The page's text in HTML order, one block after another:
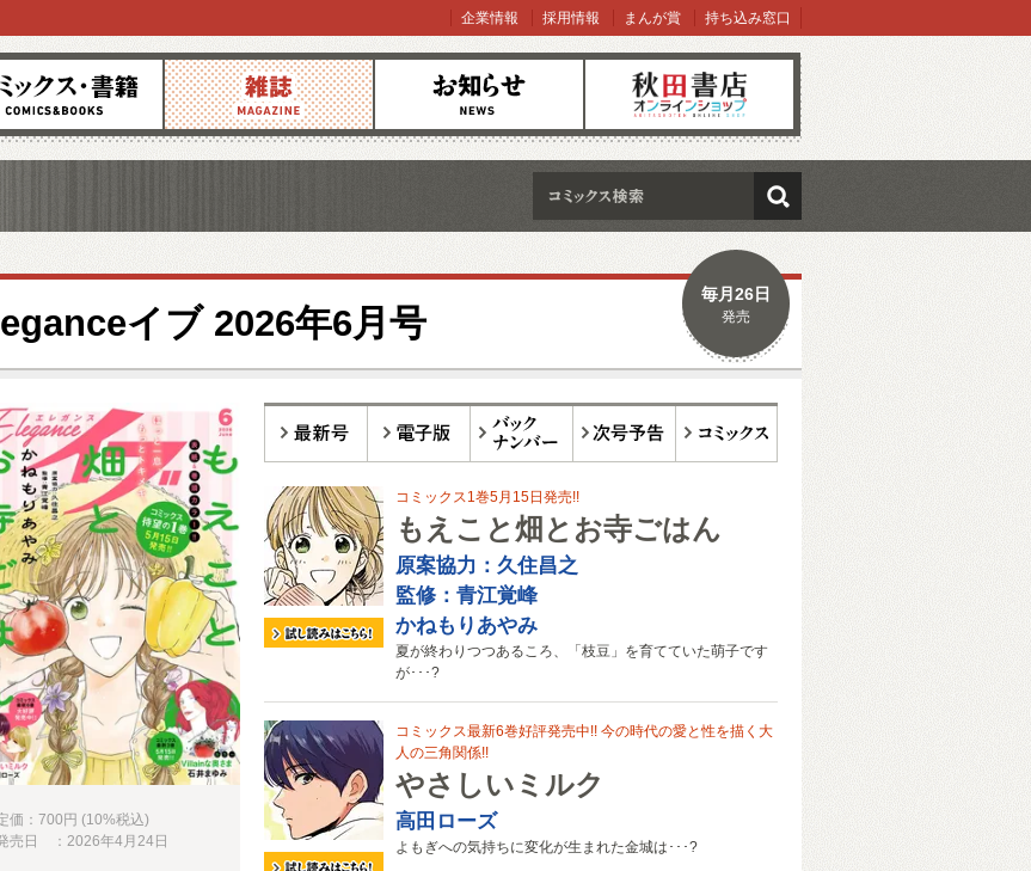
ス 雑誌 お知らせ オンラインショップ
企業情報 採用情報 まんが賞 持ち込み窓口
検索
イブ 2026年6月号
毎月26日
発売
コミックス1巻5月15日発売!!
もえこと畑とお寺ごはん
原案協力：久住昌之
監修：青江覚峰
かねもりあやみ
夏が終わりつつあるころ、「枝豆」を育てていた萌子です
が･･･?
コミックス最新6巻好評発売中!! 今の時代の愛と性を描く大
人の三角関係!!
やさしいミルク
高田ローズ
よもぎへの気持ちに変化が生まれた金城は･･･?
価：700円 (10%税込)
売日 ：2026年4月24日